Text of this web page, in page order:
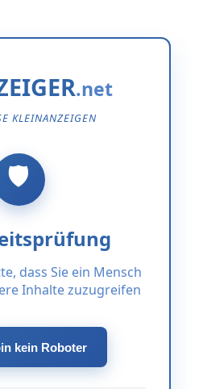
KLEINANZEIGEN
dass Sie ein Mensch
Inhalte zuzugreifen
kein Roboter